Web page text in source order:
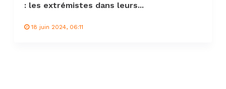
: les extrémistes dans leurs...
18 juin 2024, 06:11